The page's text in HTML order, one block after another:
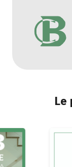
Pedro Rosique
Le